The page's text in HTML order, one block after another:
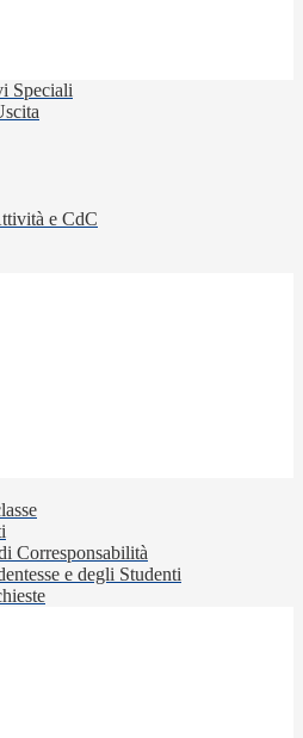
Speciali
e CdC
Corresponsabilità
e degli Studenti